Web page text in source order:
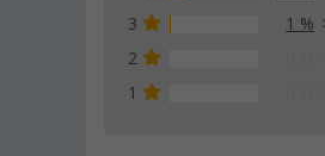
3
1 %
2
1